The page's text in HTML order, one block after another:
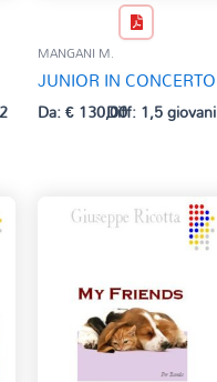
MANGANI M.
JUNIOR IN
Da:€130,00Diff: 1,5